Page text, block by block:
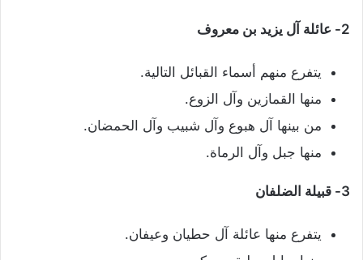
2- عائلة آل يزيد بن معروف
يتفرع منهم أسماء القبائل التالية.
منها القمازين وآل الزوع.
من بينها آل هبوع وآل شبيب وآل الحمضان.
منها جبل وآل الرماة.
3- قبيلة الضلفان
يتفرع منها عائلة آل حطيان وعيفان.